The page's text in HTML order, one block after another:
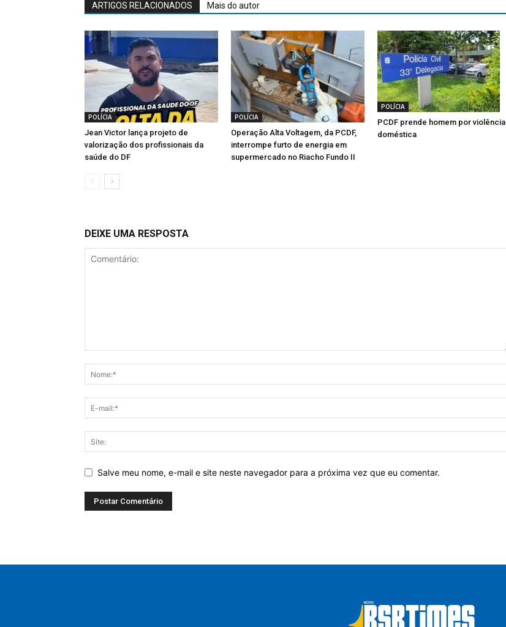
ARTIGOS RELACIONADOS Mais do autor
POLÍCIA
Jean Victor lança projeto de
valorização dos profissionais da
saúde do DF
POLÍCIA
Operação Alta Voltagem, da PCDF,
interrompe furto de energia em
supermercado no Riacho Fundo II
POLÍCIA
PCDF prende homem por violência
doméstica
DEIXE UMA RESPOSTA
Salve meu nome, e-mail e site neste navegador para a próxima vez que eu comentar.